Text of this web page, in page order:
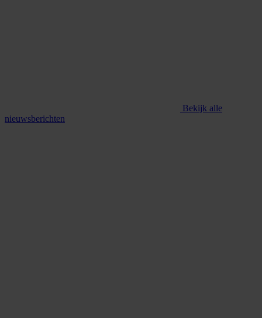
Bekijk alle
nieuwsberichten